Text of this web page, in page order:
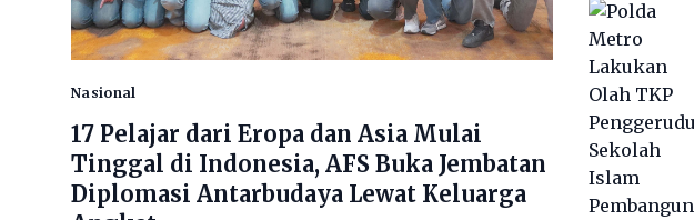
Nasional
17 Pelajar dari Eropa dan Asia Mulai
Tinggal di Indonesia, AFS Buka Jembatan
Diplomasi Antarbudaya Lewat Keluarga